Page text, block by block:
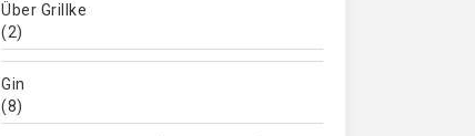
Über Grillke
(2)
Gin
(8)